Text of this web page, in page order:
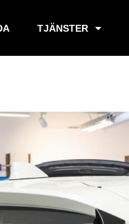
TJÄNSTER